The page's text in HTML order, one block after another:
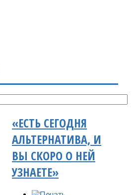
«ЕСТЬ СЕГОДНЯ
АЛЬТЕРНАТИВА, И
ВЫ СКОРО О НЕЙ
УЗНАЕТЕ»